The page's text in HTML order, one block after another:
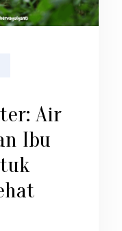
Air
Ibu